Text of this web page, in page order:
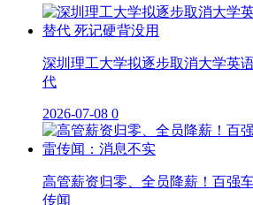
深圳理工大学拟逐步取消大学英
代
2026-07-08 0
高管薪资归零、全员降薪！百强
传闻